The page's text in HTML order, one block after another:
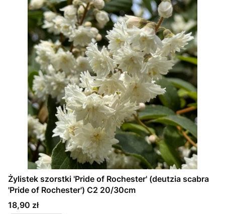
Żylistek szorstki 'Pride of Rochester' (deutzia scabra
'Pride of Rochester') C2 20/30cm
Cena
18,90 zł